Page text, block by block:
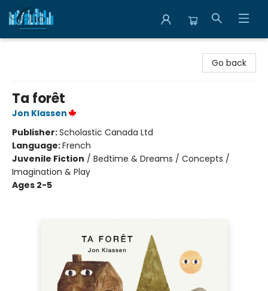
Go back
Ta forêt
Jon Klassen
Publisher:Scholastic Canada Ltd
Language:French
Juvenile Fiction / Bedtime & Dreams / Concepts /
Imagination & Play
Ages 2-5